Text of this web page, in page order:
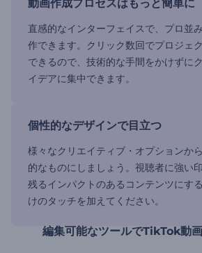
動画作成プロセスはもっと簡単に
直感的なインターフェイスで、プロ並
作できます。クリック数回でプロジェ
できるので、技術的な手間をかけずに
イデアに集中できます。
個性的なデザインで目立つ
様々なクリエイティブ・オプションか
的なものにしましょう。視聴者に強い
残るインパクトのあるコンテンツにす
けのタッチを加えてください。
編集可能なツールでTikTok動